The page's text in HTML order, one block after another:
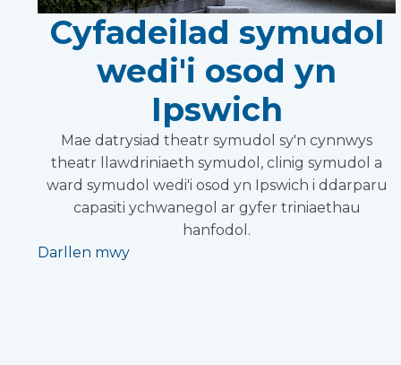
Cyfadeilad symudol
wedi'i osod yn
Ipswich
Mae datrysiad theatr symudol sy'n cynnwys
theatr llawdriniaeth symudol, clinig symudol a
ward symudol wedi'i osod yn Ipswich i ddarparu
capasiti ychwanegol ar gyfer triniaethau
hanfodol.
Darllen mwy